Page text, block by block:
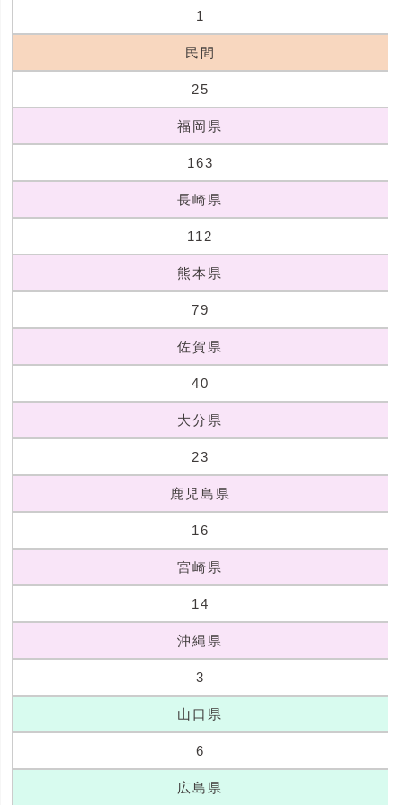
1
民間
25
福岡県
163
長崎県
112
熊本県
79
佐賀県
40
大分県
23
鹿児島県
16
宮崎県
14
沖縄県
3
山口県
6
広島県